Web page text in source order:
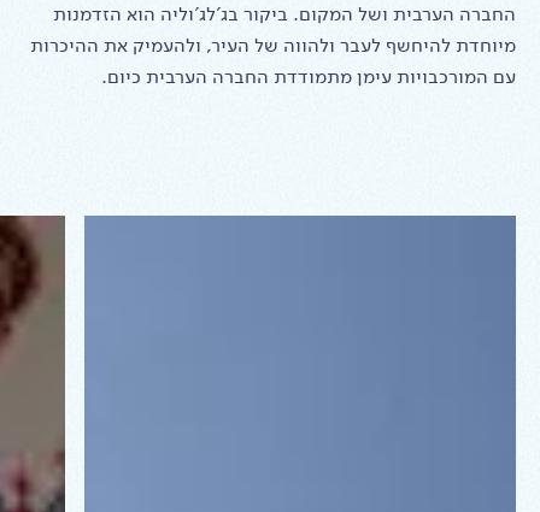
החברה הערבית ושל המקום. ביקור בג'לג'וליה הוא הזדמנות
מיוחדת להיחשף לעבר ולהווה של העיר, ולהעמיק את ההיכרות
עם המורכבויות עימן מתמודדת החברה הערבית כיום.